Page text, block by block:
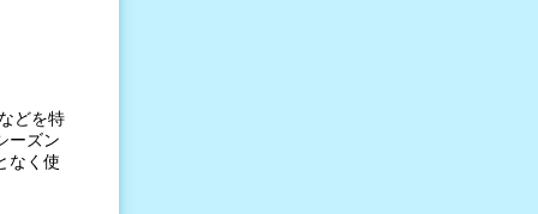
どを特
ーズン
なく使